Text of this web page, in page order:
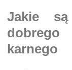
Jakie są
karnego